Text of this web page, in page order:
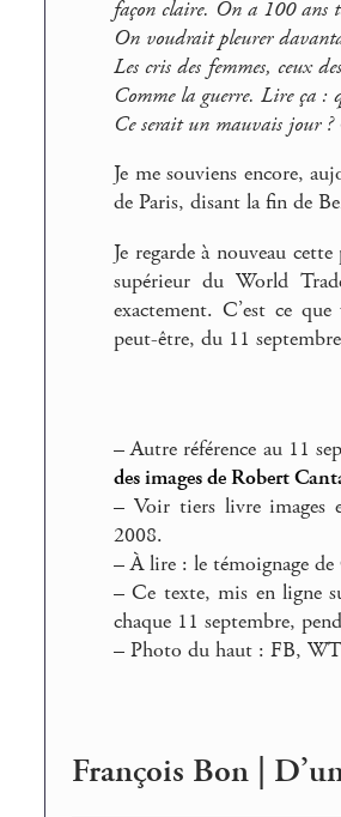
façon claire. On a 100 ans
On voudrait pleurer
Les cris des femmes, ceux
Comme la guerre. Lire ça :
Ce serait un mauvais jour ?
Je me souviens encore,
de Paris, disant la fin de
Je regarde à nouveau
supérieur du World
exactement. C’est ce
peut-être, du 11
–Autre référence au 11
des images de Robert
– Voir tiers livre images
2008.
–À lire : le témoignage de
– Ce texte, mis en ligne
chaque 11 septembre,
– Photo du haut : FB,
François Bon |